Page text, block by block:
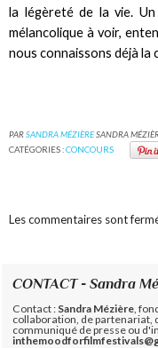
la légèreté de la vie.
mélancolique à voir,
nous connaissons déjà la
PARSANDRA MÉZIÈRESANDRA
CATÉGORIES :CONCOURS
Les commentaires sont
CONTACT - Sandra
Contact : Sandra Mézière ,
collaboration, de partenariat,
communiqué de presse ou